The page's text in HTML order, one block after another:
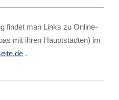
findet man Links zu Online-
mit ihren Hauptstädten) im
.